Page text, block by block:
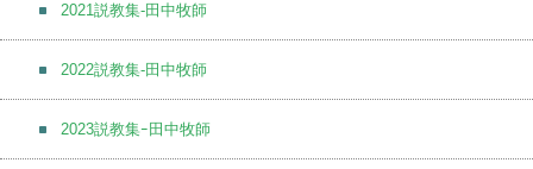
2021説教集-田中牧師
2022説教集-田中牧師
2023説教集ｰ田中牧師